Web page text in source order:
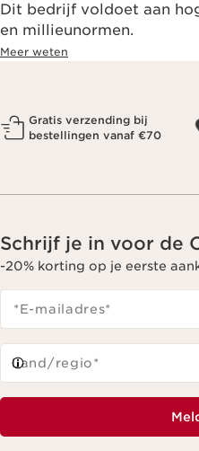
Dit bedrijf voldoet aan
en millieunormen.
Meer weten
Gratis verzending bij
bestellingen vanaf €70
Schrijf je in voor de
-20% korting op je eerste
*E-mailadres*
Land/regio*